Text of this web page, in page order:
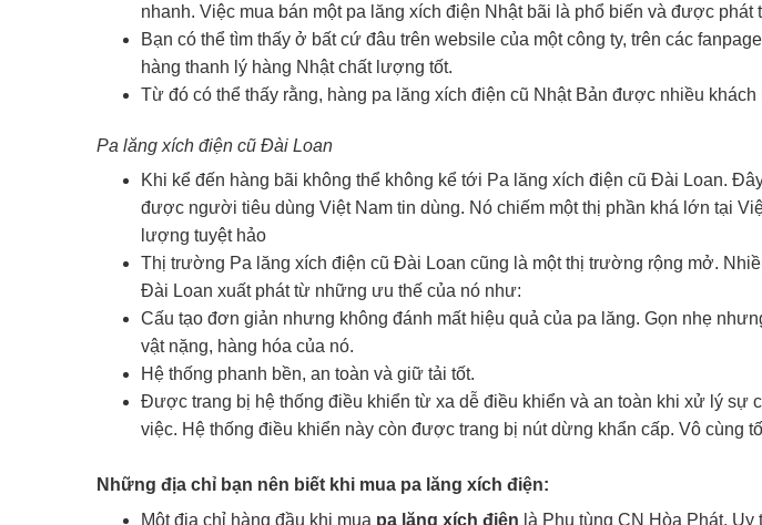
nhanh. Việc mua bán một pa lăng xích điện Nhật bãi là phổ biến và được phát
Bạn có thể tìm thấy ở bất cứ đâu trên websile của một công ty, trên các
hàng thanh lý hàng Nhật chất lượng tốt.
Từ đó có thể thấy rằng, hàng pa lăng xích điện cũ Nhật Bản được nhiều
Pa lăng xích điện cũ Đài Loan
Khi kể đến hàng bãi không thể không kể tới Pa lăng xích điện cũ Đài Loan.
được người tiêu dùng Việt Nam tin dùng. Nó chiếm một thị phần khá lớn tại
lượng tuyệt hảo
Thị trường Pa lăng xích điện cũ Đài Loan cũng là một thị trường rộng mở.
Đài Loan xuất phát từ những ưu thế của nó như:
Cấu tạo đơn giản nhưng không đánh mất hiệu quả của pa lăng. Gọn nhẹ
vật nặng, hàng hóa của nó.
Hệ thống phanh bền, an toàn và giữ tải tốt.
Được trang bị hệ thống điều khiển từ xa dễ điều khiển và an toàn khi xử lý sự
việc. Hệ thống điều khiển này còn được trang bị nút dừng khẩn cấp. Vô cùng
Những địa chỉ bạn nên biết khi mua pa lăng xích điện:
Một địa chỉ hàng đầu khi mua pa lăng xích điện là Phụ tùng CN Hòa Phát.